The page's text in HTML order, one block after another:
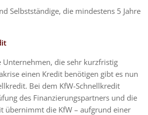
Selbstständige, die mindestens 5 Jahre
Unternehmen, die sehr kurzfristig
einen Kredit benötigen gibt es nun
Bei dem KfW-Schnellkredit
des Finanzierungspartners und die
übernimmt die KfW – aufgrund einer